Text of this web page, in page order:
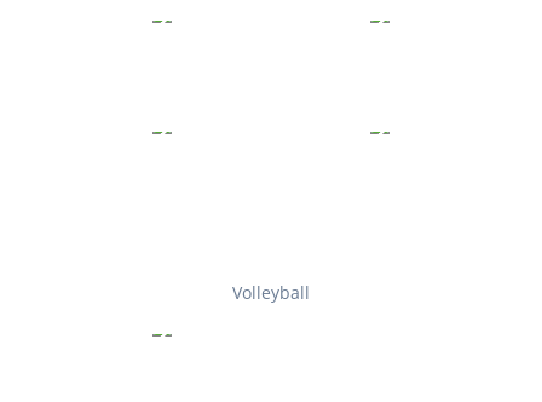
Volleyball